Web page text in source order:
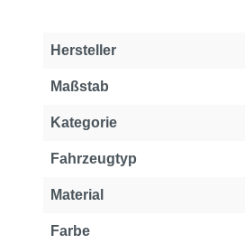
Hersteller
Maßstab
Kategorie
Fahrzeugtyp
Material
Farbe